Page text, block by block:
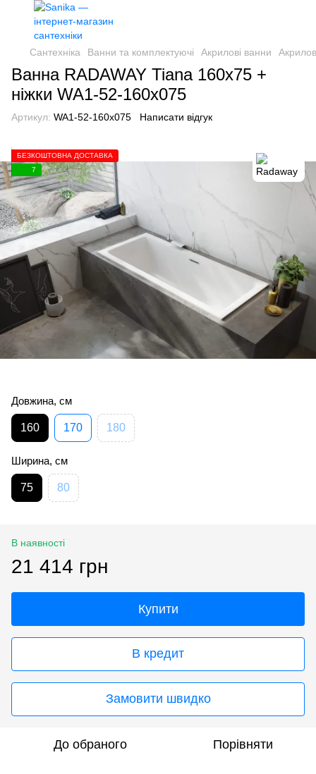
Сантехніка Ванни та комплектуючі Акрилові ванни
Ванна RADAWAY Tiana 160x75 +
ніжки WA1-52-160x075
Артикул: WA1-52-160x075 Написати відгук
БЕЗКОШТОВНА ДОСТАВКА
7
Довжина, см
160 170 180
Ширина, см
75 80
В наявності
21 414 грн
Купити
В кредит
Замовити швидко
До обраного Порівняти